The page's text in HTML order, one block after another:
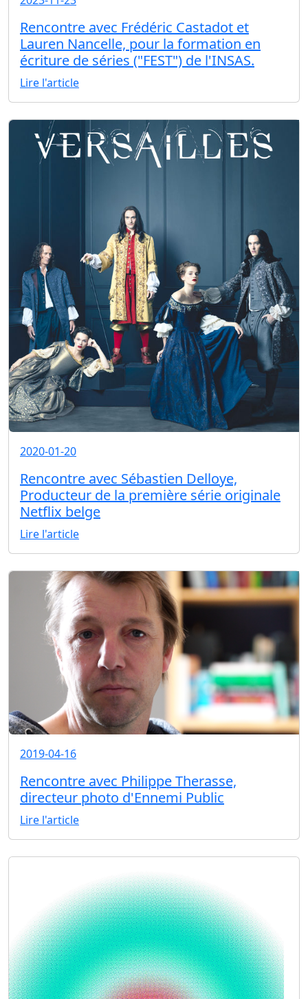
Rencontre avec Frédéric Castadot et
Lauren Nancelle, pour la formation en
écriture de séries ("FEST") de l'INSAS.
Lire l'article
2020-01-20
Rencontre avec Sébastien Delloye,
Producteur de la première série originale
Netflix belge
Lire l'article
2019-04-16
Rencontre avec Philippe Therasse,
directeur photo d'Ennemi Public
Lire l'article